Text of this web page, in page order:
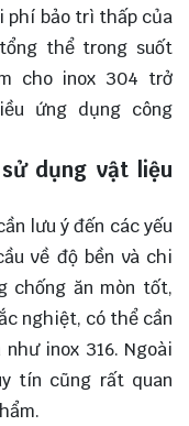
phí bảo trì thấp của
thể trong suốt
cho inox 304 trở
ứng dụng công
dụng vật liệu
lưu ý đến các yếu
về độ bền và chi
chống ăn mòn tốt,
nghiệt, có thể cần
inox 316. Ngoài
tín cũng rất quan